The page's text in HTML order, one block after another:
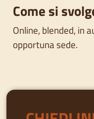
Come si
Online, blended, in
opportuna sede.